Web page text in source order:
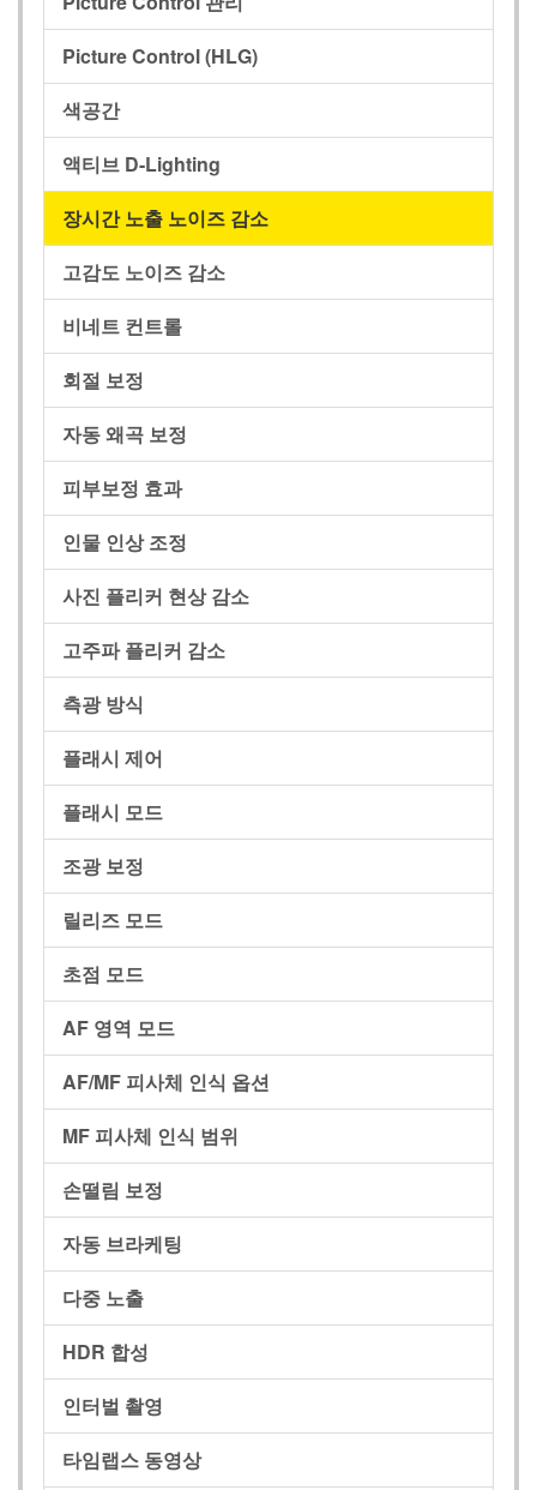
Picture Control (HLG)
색공간
액티브 D-Lighting
장시간 노출 노이즈 감소
고감도 노이즈 감소
비네트 컨트롤
회절 보정
자동 왜곡 보정
피부보정 효과
인물 인상 조정
사진 플리커 현상 감소
고주파 플리커 감소
측광 방식
플래시 제어
플래시 모드
조광 보정
릴리즈 모드
초점 모드
AF 영역 모드
AF/MF 피사체 인식 옵션
MF 피사체 인식 범위
손떨림 보정
자동 브라케팅
다중 노출
HDR 합성
인터벌 촬영
타임랩스 동영상